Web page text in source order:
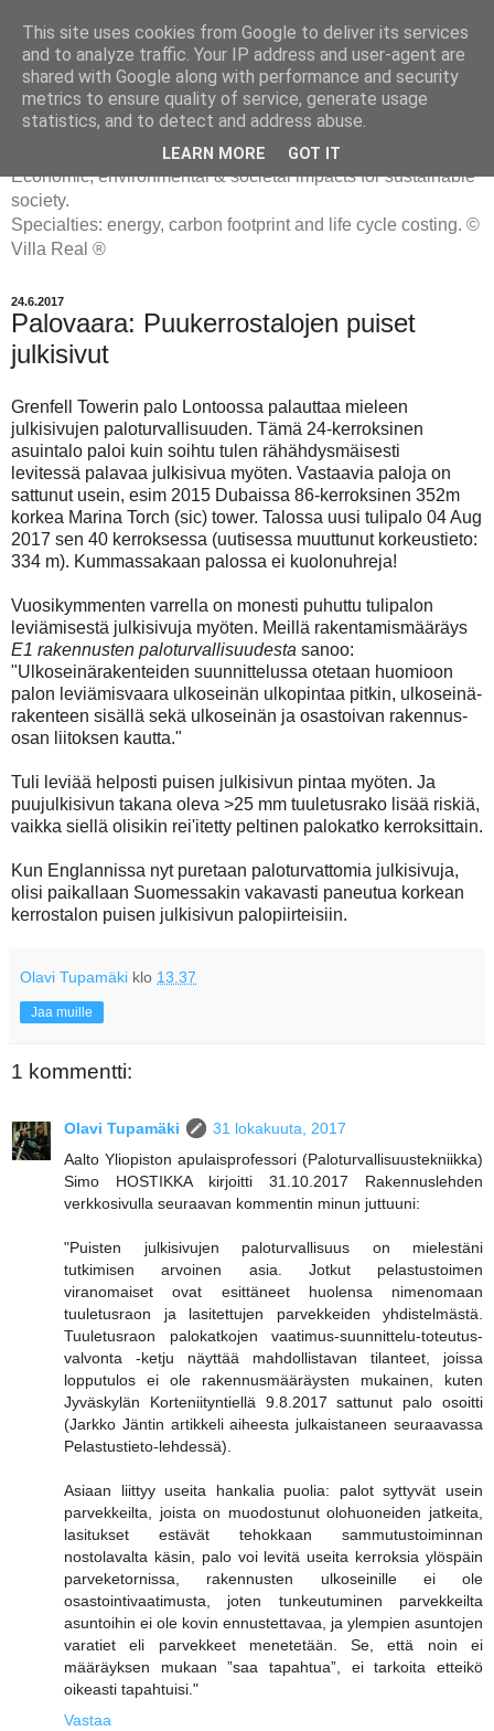
ENERGIATYHMYRIT
Economic, environmental & societal impacts for sustainable
society.
Specialties: energy, carbon footprint and life cycle costing. ©
Villa Real ®
24.6.2017
Palovaara: Puukerrostalojen puiset
julkisivut
Grenfell Towerin palo Lontoossa palauttaa mieleen
julkisivujen paloturvallisuuden. Tämä 24-kerroksinen
asuintalo paloi kuin soihtu tulen rähähdysmäisesti
levitessä palavaa julkisivua myöten. Vastaavia paloja on
sattunut usein, esim 2015 Dubaissa 86-kerroksinen 352m
korkea Marina Torch (sic) tower. Talossa uusi tulipalo 04 Aug
2017 sen 40 kerroksessa (uutisessa muuttunut korkeustieto:
334 m). Kummassakaan palossa ei kuolonuhreja!
Vuosikymmenten varrella on monesti puhuttu tulipalon
leviämisestä julkisivuja myöten. Meillä rakentamismääräys
E1 rakennusten paloturvallisuudesta sanoo:
"Ulkoseinärakenteiden suunnittelussa otetaan huomioon
palon leviämisvaara ulkoseinän ulkopintaa pitkin, ulkoseinä-
rakenteen sisällä sekä ulkoseinän ja osastoivan rakennus-
osan liitoksen kautta."
Tuli leviää helposti puisen julkisivun pintaa myöten. Ja
puujulkisivun takana oleva >25 mm tuuletusrako lisää riskiä,
vaikka siellä olisikin rei'itetty peltinen palokatko kerroksittain.
Kun Englannissa nyt puretaan paloturvattomia julkisivuja,
olisi paikallaan Suomessakin vakavasti paneutua korkean
kerrostalon puisen julkisivun palopiirteisiin.
Olavi Tupamäki klo 13.37
Jaa muille
1 kommentti:
Olavi Tupamäki
31 lokakuuta, 2017
Aalto Yliopiston apulaisprofessori (Paloturvallisuustekniikka)
Simo HOSTIKKA kirjoitti 31.10.2017 Rakennuslehden
verkkosivulla seuraavan kommentin minun juttuuni:
"Puisten julkisivujen paloturvallisuus on mielestäni
tutkimisen arvoinen asia. Jotkut pelastustoimen
viranomaiset ovat esittäneet huolensa nimenomaan
tuuletusraon ja lasitettujen parvekkeiden yhdistelmästä.
Tuuletusraon palokatkojen vaatimus-suunnittelu-toteutus-
valvonta -ketju näyttää mahdollistavan tilanteet, joissa
lopputulos ei ole rakennusmääräysten mukainen, kuten
Jyväskylän Korteniityntiellä 9.8.2017 sattunut palo osoitti
(Jarkko Jäntin artikkeli aiheesta julkaistaneen seuraavassa
Pelastustieto-lehdessä).
Asiaan liittyy useita hankalia puolia: palot syttyvät usein
parvekkeilta, joista on muodostunut olohuoneiden jatkeita,
lasitukset estävät tehokkaan sammutustoiminnan
nostolavalta käsin, palo voi levitä useita kerroksia ylöspäin
parveketornissa, rakennusten ulkoseinille ei ole
osastointivaatimusta, joten tunkeutuminen parvekkeilta
asuntoihin ei ole kovin ennustettavaa, ja ylempien asuntojen
varatiet eli parvekkeet menetetään. Se, että noin ei
määräyksen mukaan ”saa tapahtua”, ei tarkoita etteikö
oikeasti tapahtuisi."
Vastaa
This site uses cookies from Google to deliver its services
and to analyze traffic. Your IP address and user-agent are
shared with Google along with performance and security
metrics to ensure quality of service, generate usage
statistics, and to detect and address abuse.
LEARN MORE GOT IT